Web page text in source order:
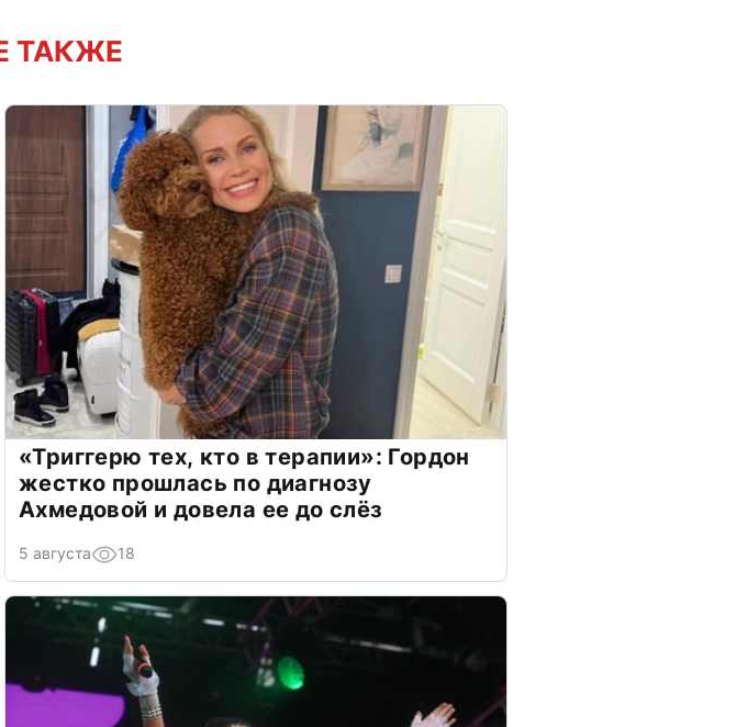
ТАКЖЕ
«Триггерю тех, кто в терапии»: Гордон
жестко прошлась по диагнозу
Ахмедовой и довела ее до слёз
5 августа 18